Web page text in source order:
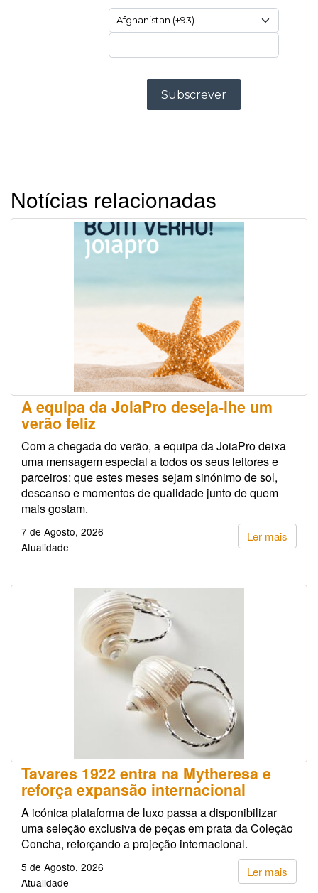
Notícias relacionadas
A equipa da JoiaPro deseja-lhe um
verão feliz
Com a chegada do verão, a equipa da JoiaPro deixa
uma mensagem especial a todos os seus leitores e
parceiros: que estes meses sejam sinónimo de sol,
descanso e momentos de qualidade junto de quem
mais gostam.
Ler mais
7 de Agosto, 2026
Atualidade
Tavares 1922 entra na Mytheresa e
reforça expansão internacional
A icónica plataforma de luxo passa a disponibilizar
uma seleção exclusiva de peças em prata da Coleção
Concha, reforçando a projeção internacional.
Ler mais
5 de Agosto, 2026
Atualidade